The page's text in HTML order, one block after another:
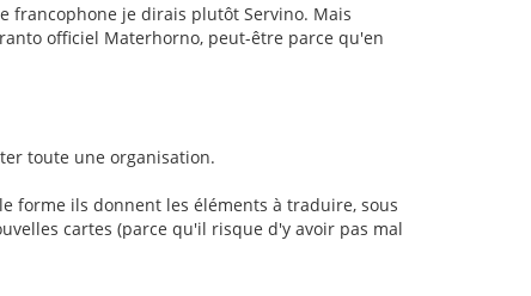
francophone je dirais plutôt Servino. Mais
officiel Materhorno, peut-être parce qu'en
toute une organisation.
forme ils donnent les éléments à traduire, sous
cartes (parce qu'il risque d'y avoir pas mal